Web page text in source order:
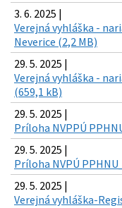
3. 6. 2025 |
Verejná vyhláška -
Neverice (2,2 MB)
29. 5. 2025 |
Verejná vyhláška -
(659,1 kB)
29. 5. 2025 |
Príloha NVPPÚ
29. 5. 2025 |
Príloha NVPÚ
29. 5. 2025 |
Verejná vyhláška-